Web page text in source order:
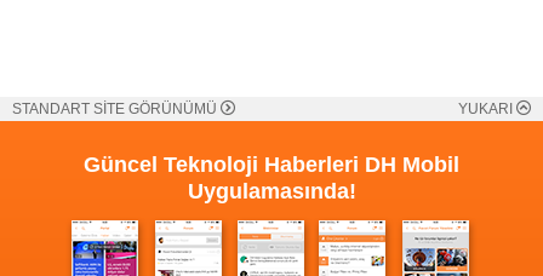
STANDART SİTE GÖRÜNÜMÜ YUKARI
Güncel Teknoloji Haberleri DH Mobil
Uygulamasında!